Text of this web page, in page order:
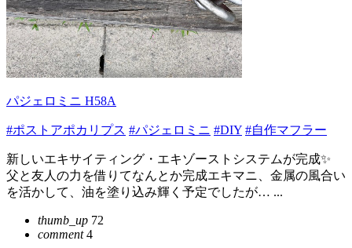
パジェロミニ H58A
#ポストアポカリプス #パジェロミニ #DIY #自作マフラー
新しいエキサイティング・エキゾーストシステムが完成✨️
父と友人の力を借りてなんとか完成エキマニ、金属の風合い
を活かして、油を塗り込み輝く予定でしたが… ...
thumb_up 72
comment4